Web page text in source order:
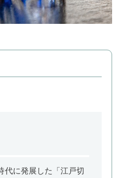
代に発展した「江戸切